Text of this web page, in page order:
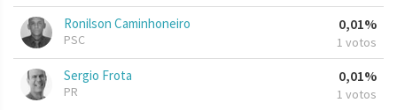
Ronilson Caminhoneiro
PSC
0,01%
1 votos
Sergio Frota
PR
0,01%
1 votos